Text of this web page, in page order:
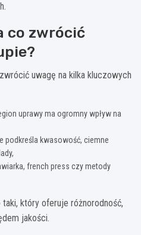
co zwrócić
uwagę na kilka kluczowych
uprawy ma ogromny wpływ na
podkreśla kwasowość, ciemne
french press czy metody
który oferuje różnorodność,
jakości.